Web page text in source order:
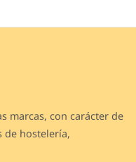
marcas, con carácter de
de hostelería,